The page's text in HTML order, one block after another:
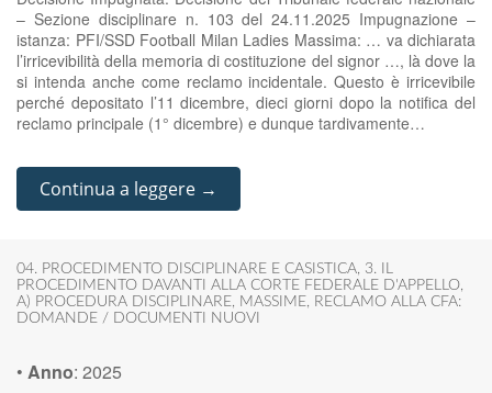
– Sezione disciplinare n. 103 del 24.11.2025 Impugnazione –
istanza: PFI/SSD Football Milan Ladies Massima: … va dichiarata
l’irricevibilità della memoria di costituzione del signor …, là dove la
si intenda anche come reclamo incidentale. Questo è irricevibile
perché depositato l’11 dicembre, dieci giorni dopo la notifica del
reclamo principale (1° dicembre) e dunque tardivamente…
Continua a leggere →
04. PROCEDIMENTO DISCIPLINARE E CASISTICA, 3. IL
PROCEDIMENTO DAVANTI ALLA CORTE FEDERALE D'APPELLO,
A) PROCEDURA DISCIPLINARE, MASSIME, RECLAMO ALLA CFA:
DOMANDE / DOCUMENTI NUOVI
• Anno: 2025